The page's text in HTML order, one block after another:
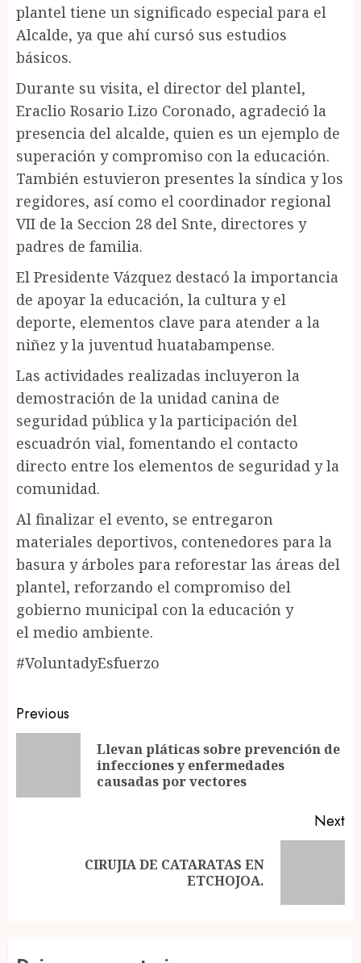
plantel tiene un significado especial para el
Alcalde, ya que ahí cursó sus estudios
básicos.
Durante su visita, el director del plantel,
Eraclio Rosario Lizo Coronado, agradeció la
presencia del alcalde, quien es un ejemplo de
superación y compromiso con la educación.
También estuvieron presentes la síndica y los
regidores, así como el coordinador regional
VII de la Seccion 28 del Snte, directores y
padres de familia.
El Presidente Vázquez destacó la importancia
de apoyar la educación, la cultura y el
deporte, elementos clave para atender a la
niñez y la juventud huatabampense.
Las actividades realizadas incluyeron la
demostración de la unidad canina de
seguridad pública y la participación del
escuadrón vial, fomentando el contacto
directo entre los elementos de seguridad y la
comunidad.
Al finalizar el evento, se entregaron
materiales deportivos, contenedores para la
basura y árboles para reforestar las áreas del
plantel, reforzando el compromiso del
gobierno municipal con la educación y
el medio ambiente.
#VoluntadyEsfuerzo
Post
navigation
Previous
Llevan pláticas sobre prevención de
infecciones y enfermedades
causadas por vectores
Next
CIRUJIA DE CATARATAS EN
ETCHOJOA.